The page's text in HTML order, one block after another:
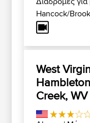
Hancock/
West
Creek, WV